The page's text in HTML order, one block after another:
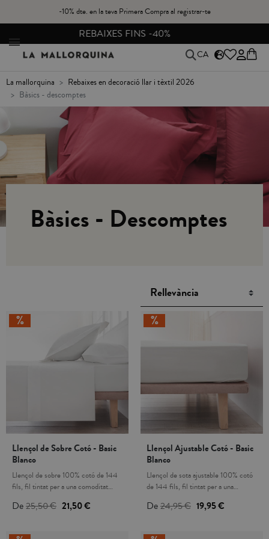
-10% dte. en la teva Primera Compra al registrar-te
CANVIS I DEVOLUCIONS GRATIS A PENÍNSULA
CA
la mallorquina
rebaixes en decoració llar i tèxtil 2026
bàsics - descomptes
Bàsics - Descomptes
Llençol de Sobre Cotó - Basic
Blanco
Llençol de sobre 100% cotó de 144
fils, fil tintat per a una comoditat
rentat. No s' inclou llençol de sota ni
natural hipoalergènica i transpirable
De25,50 € 21,50 €
Llençol Ajustable Cotó - Basic
Blanco
Llençol de sota ajustable 100% cotó
de 144 fils, fil tintat per a una
resistència al rentat. El cotó és una
transpirable que té un tacte suau. És
De24,95 € 19,95 €